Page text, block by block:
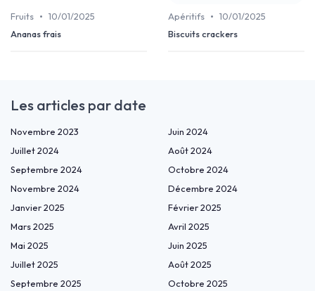
Fruits • 10/01/2025
Ananas frais
Apéritifs • 10/01/2025
Biscuits crackers
Les articles par date
Novembre 2023
Juin 2024
Juillet 2024
Août 2024
Septembre 2024
Octobre 2024
Novembre 2024
Décembre 2024
Janvier 2025
Février 2025
Mars 2025
Avril 2025
Mai 2025
Juin 2025
Juillet 2025
Août 2025
Septembre 2025
Octobre 2025